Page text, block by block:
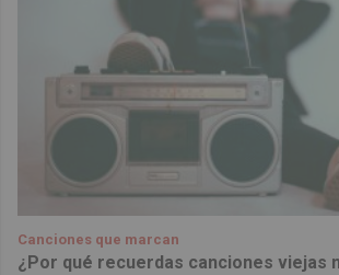
Canciones que marcan
¿Por qué recuerdas canciones viejas